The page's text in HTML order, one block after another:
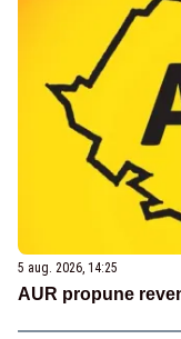
5 aug. 2026, 14:25
AUR propune